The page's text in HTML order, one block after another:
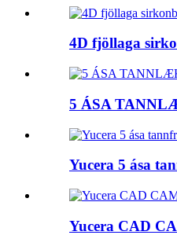
4D fjöllaga
5 ÁSA
Yucera 5 ása
Yucera CAD